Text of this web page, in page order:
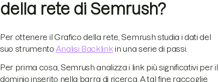
della rete di Semrush?
Per ottenere il Grafico della rete, Semrush studia i dati del
suo strumento Analisi Backlink in una serie di passi.
Per prima cosa, Semrush analizza i link più significativi per il
dominio inserito nella barra di ricerca. A tal fine raccoglie